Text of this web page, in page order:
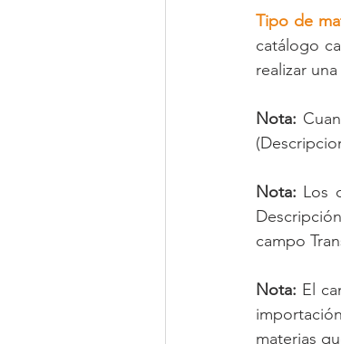
Tipo de
catálogo
realizar
Nota:
Nota: Los
campo
Nota: El
materias